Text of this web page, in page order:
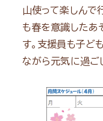
山使って楽しんで
も春を意識したあ
す。支援員も子ど
ながら元気に過ご